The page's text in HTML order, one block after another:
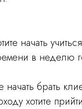
начать
в неделю
начать брать
хотите